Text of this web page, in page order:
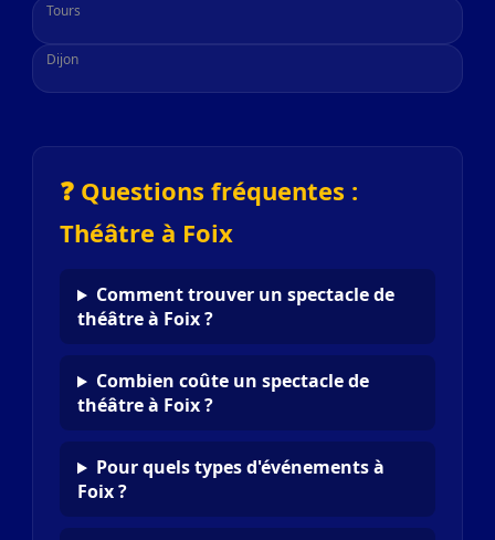
Tours
Dijon
❓ Questions fréquentes :
Théâtre à Foix
Comment trouver un spectacle de
théâtre à Foix ?
Combien coûte un spectacle de
théâtre à Foix ?
Pour quels types d'événements à
Foix ?